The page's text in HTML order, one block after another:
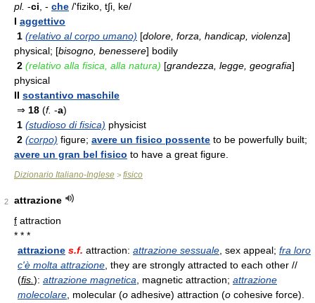
pl. -ci , - che /'fiziko, t∫i, ke/
I aggettivo
1 (relativo al corpo umano) [dolore, forza, handicap, violenza]
physical; [bisogno, benessere] bodily
2 (relativo alla fisica, alla natura) [grandezza, legge, geografia]
physical
II sostantivo maschile
⇒ 18 (f. -a)
1 (studioso di fisica) physicist
2 (corpo) figure; avere un fisico possente to be powerfully built;
avere un gran bel fisico to have a great figure.
Dizionario Italiano-Inglese > fisico
2
attrazione
f attraction
* * *
attrazione s.f. attraction: attrazione sessuale , sex appeal; fra loro
c'è molta attrazione , they are strongly attracted to each other //
(fis. ): attrazione magnetica , magnetic attraction; attrazione
molecolare , molecular (o adhesive) attraction (o cohesive force).